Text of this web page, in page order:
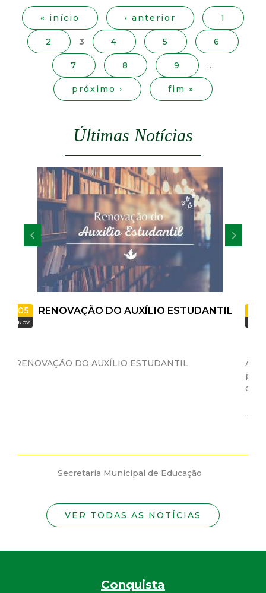
q
u
M
G
g
« início ‹ anterior 1
2 3 4 5 6
7 8 9 …
próximo › fim »
Últimas Notícias
AUXÍLIO ESTUDANTIL
ESTUDANTIL
de Educação
07 AUXÍLIO ESTUDANTIL
A Secretaria Municipal de
prazo para a renovação do
Secretaria Municipal
VER TODAS AS NOTÍCIAS
Conquista